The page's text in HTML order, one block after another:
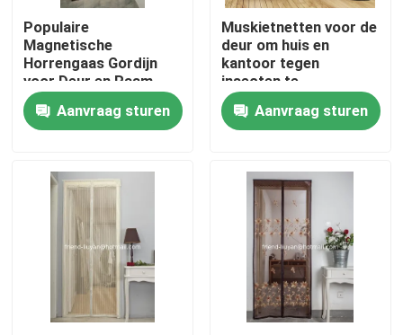
Contacteer ons
Vraag een offerte aan
Venster Fly Screen
PE Netto Schaduw
Populaire
Magnetische
Horrengaas Gordijn
voor Deur en Raam
Ademend en
Functioneel in Kleurrijk
Aanvraag sturen
Muskietnetten voor de
deur om huis en
kantoor tegen
insecten te
beschermen
Aanvraag sturen